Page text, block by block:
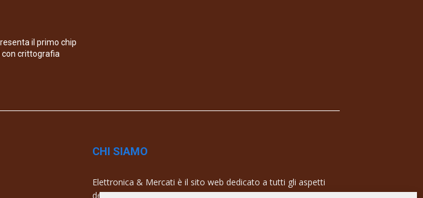
il primo chip
con crittografia
CHI SIAMO
Elettronica & Mercati è il sito web dedicato a tutti gli aspetti
dell’elettronica professionale e dell’industria dei semiconduttori,